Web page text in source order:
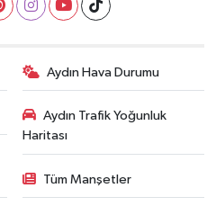
Aydın Hava Durumu
Aydın Trafik Yoğunluk
Haritası
Tüm Manşetler